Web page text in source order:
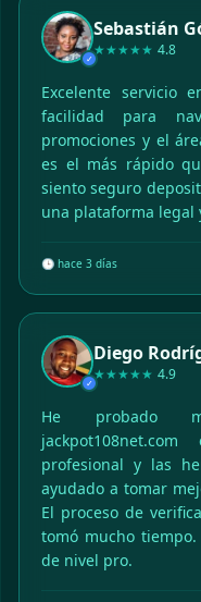
✓
Sebastián
★★★★★ 4.8
Excelente servicio
facilidad para
promociones y el
es el más rápido
siento seguro
una plataforma
🕒 hace 3 días
✓
Diego
★★★★★ 4.9
He probado
profesional y las
ayudado a tomar
El proceso de
tomó mucho
de nivel pro.